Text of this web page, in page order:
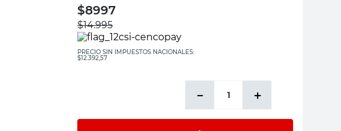
$8997
$14.995
PRECIO SIN IMPUESTOS NACIONALES:
$12.392,57
＋
－